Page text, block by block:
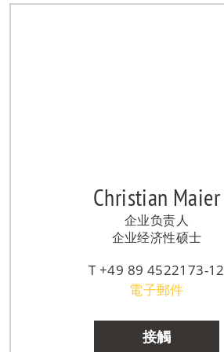
Christian Maier
企业负责人
企业经济性硕士
+49 89 4522173-12
電子郵件
接觸